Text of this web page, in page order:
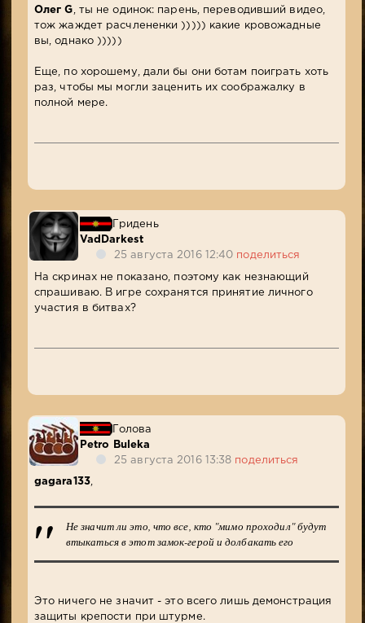
Олег G , ты не одинок: парень, переводивший видео,
тож жаждет расчлененки ))))) какие кровожадные
вы, однако )))))
Еще, по хорошему, дали бы они ботам поиграть хоть
раз, чтобы мы могли заценить их соображалку в
полной мере.
Гридень
VadDarkest
25 августа 2016 12:40 поделиться
На скринах не показано, поэтому как незнающий
спрашиваю. В игре сохранятся принятие личного
участия в битвах?
Голова
Petro Buleka
25 августа 2016 13:38 поделиться
gagara133,
Не значит ли это, что все, кто "мимо проходил" будут
втыкаться в этот замок-герой и долбакать его
Это ничего не значит - это всего лишь демонстрация
защиты крепости при штурме.